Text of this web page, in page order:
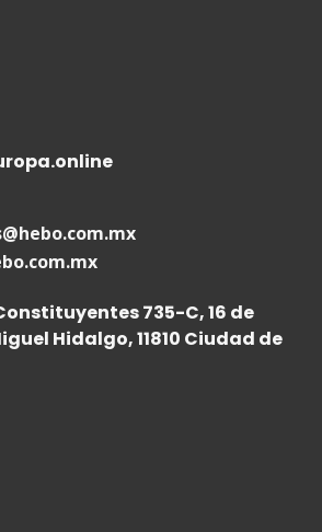
735-C, 16 de
Hidalgo, 11810 Ciudad de